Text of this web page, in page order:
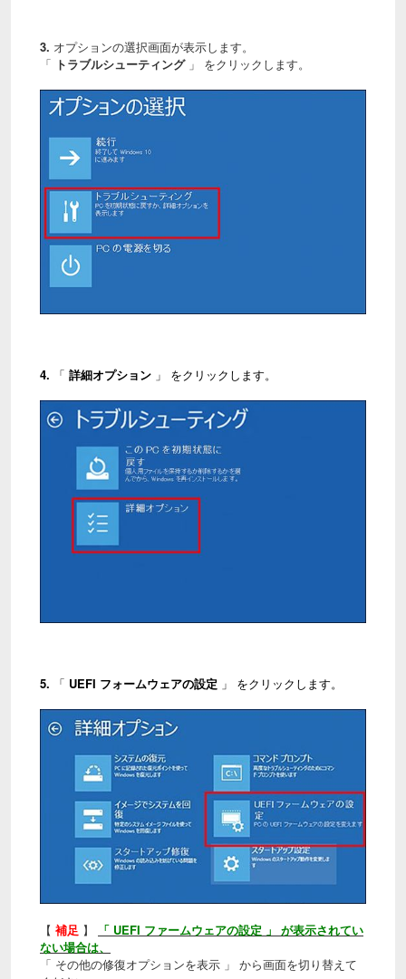
3. オプションの選択画面が表示します。
「 トラブルシューティング」 をクリックします。
4. 「 詳細オプション 」 をクリックします。
5. 「 UEFI フォームウェアの設定 」 をクリックします。
【 補足 】
「 UEFI ファームウェアの設定 」 が表示されてい
ない場合は、
「 その他の修復オプションを表示 」 から画面を切り替えて